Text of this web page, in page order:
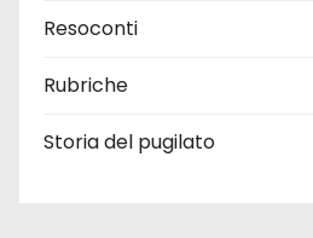
Resoconti
Rubriche
Storia del pugilato